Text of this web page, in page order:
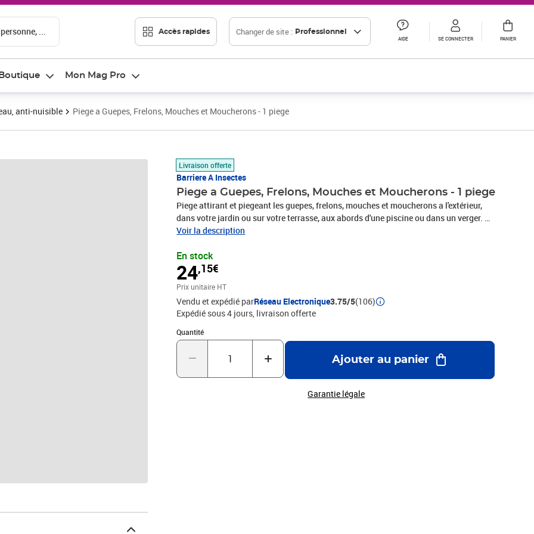
... Accès rapides Changer de site : Professionnel
AIDE SE CONNECTER PANIER
Boutique Mon Mag Pro
anti-nuisible Piege a Guepes, Frelons, Mouches et Moucherons - 1 piege
Livraison offerte
Barriere A Insectes
Piege a Guepes, Frelons, Mouches et Moucherons - 1 piege
Piege attirant et piegeant les guepes, frelons, mouches et moucherons a l'extérieur,
dans votre jardin ou sur votre terrasse, aux abords d'une piscine ou dans un verger. A
utiliser avec notre attractif concentré tres puissant. Piege a entrée centrale par le
de piégeage. Ecologique et réutilisable. Se pose ou se suspend grâce au lien i
Voir la description
En stock
24,15€
Prix 24,15€
Prix unitaire HT
Vendu et expédié parRéseau Electronique3.75/5(106)
Expédié sous 4 jours livraison offerte
Quantité
Quantité : 1
Ajouter au panier
Garantie légale